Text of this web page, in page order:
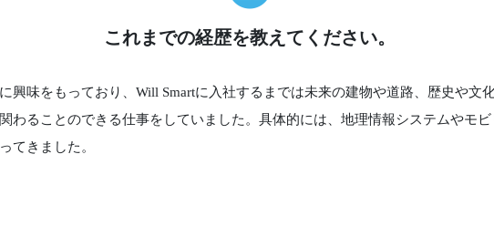
これまでの経歴を教えてください。
興味をもっており、Will Smartに入社するまでは未来の建物や道路、歴史や文
わることのできる仕事をしていました。具体的には、地理情報システムやモ
てきました。